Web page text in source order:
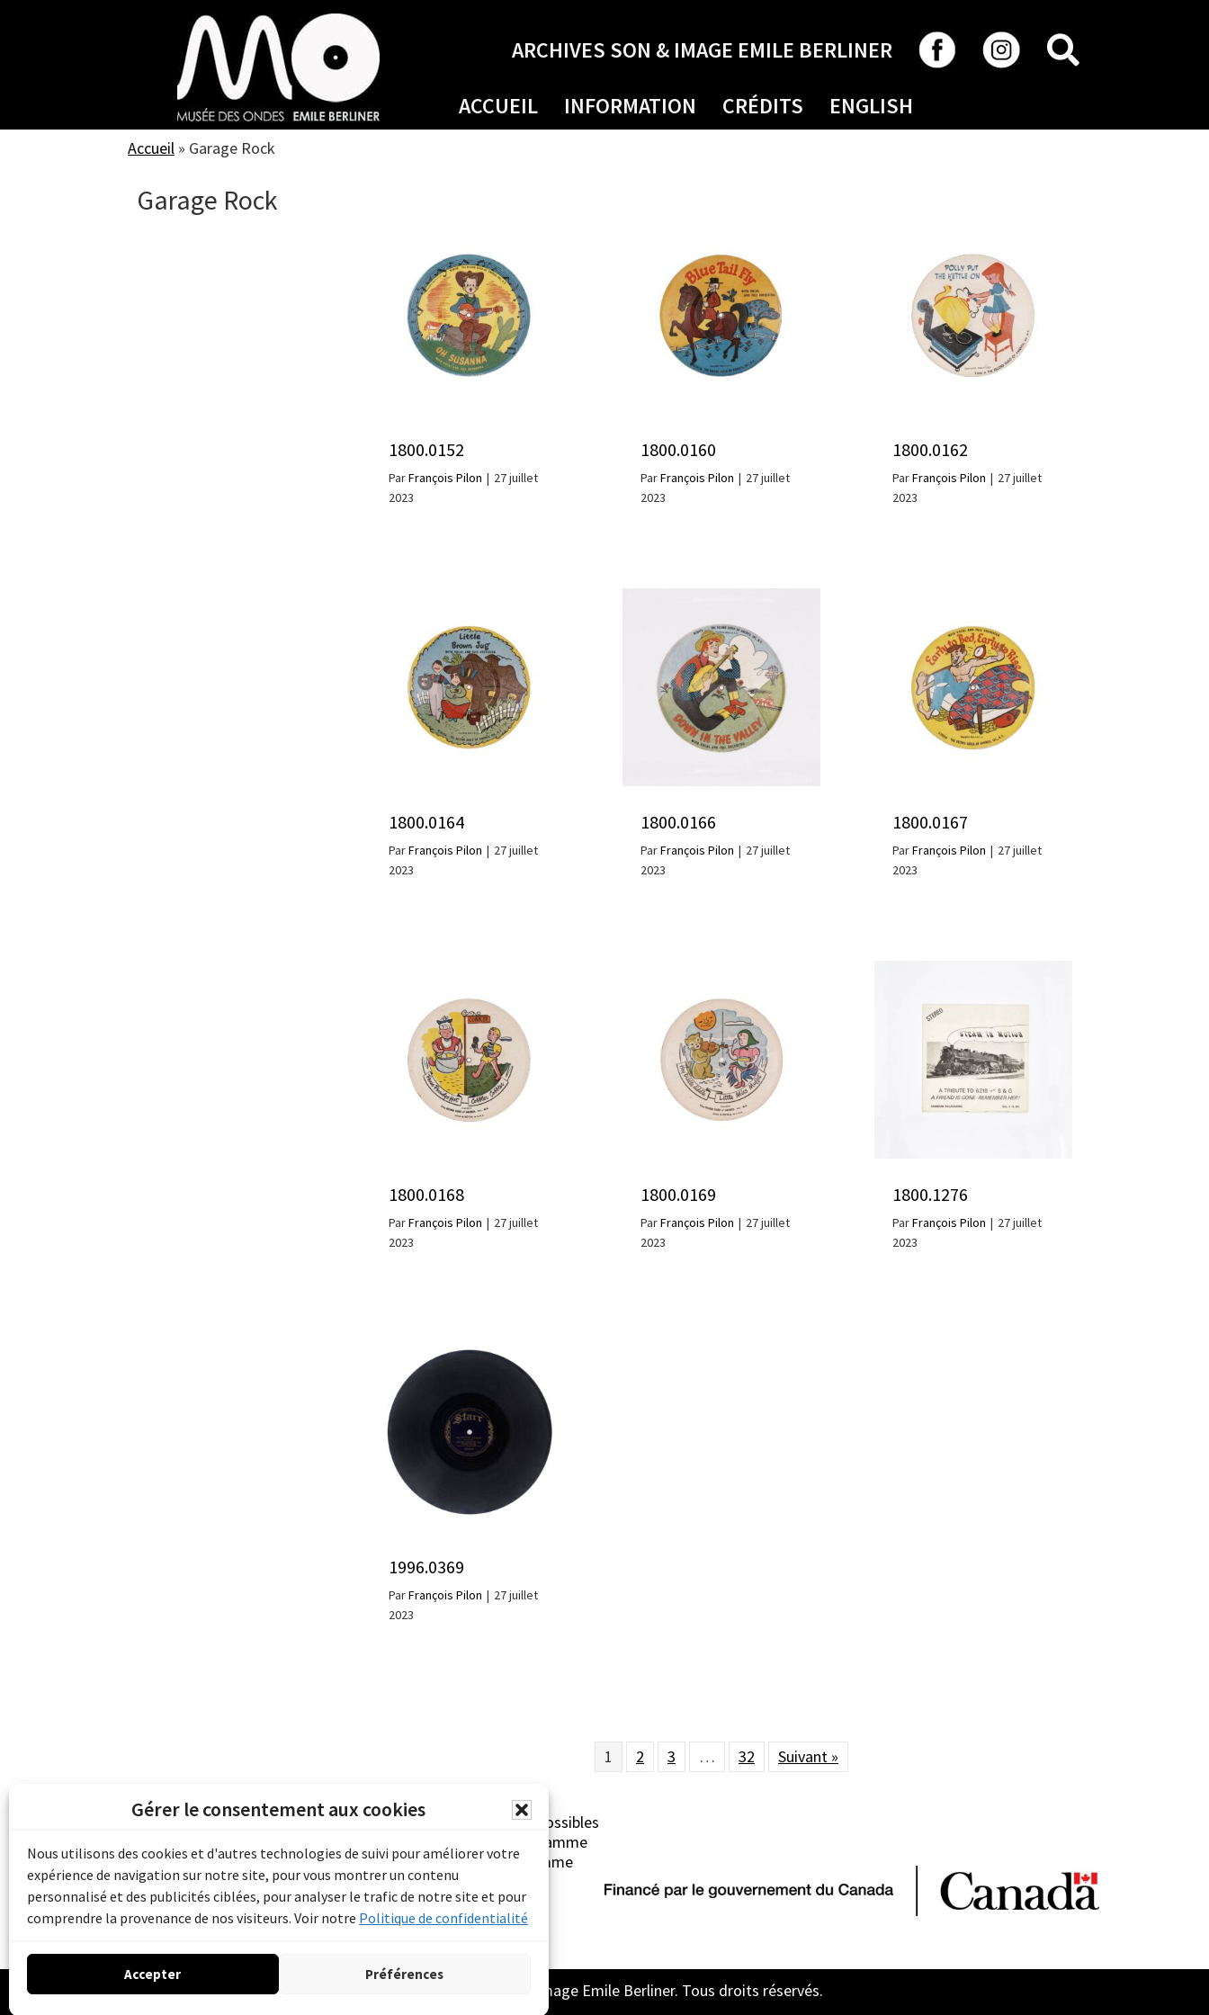
Gérer le consentement aux cookies
Nous utilisons des cookies et d'autres technologies de suivi pour améliorer votre
expérience de navigation sur notre site, pour vous montrer un contenu
personnalisé et des publicités ciblées, pour analyser le trafic de notre site et pour
comprendre la provenance de nos visiteurs. Voir notre Politique de confidentialité
Accepter Préférences
ARCHIVES SON & IMAGE EMILE BERLINER
ACCUEIL INFORMATION CRÉDITS ENGLISH
Accueil » Garage Rock
Garage Rock
1800.0152
ParFrançois Pilon | 27 juillet
2023
1800.0160
ParFrançois Pilon | 27 juillet
2023
1800.0162
ParFrançois Pilon | 27 juillet
2023
1800.0164
ParFrançois Pilon | 27 juillet
2023
1800.0166
ParFrançois Pilon | 27 juillet
2023
1800.0167
ParFrançois Pilon | 27 juillet
2023
1800.0168
ParFrançois Pilon | 27 juillet
2023
1800.0169
ParFrançois Pilon | 27 juillet
2023
1800.1276
ParFrançois Pilon | 27 juillet
2023
1996.0369
ParFrançois Pilon | 27 juillet
2023
1 2 3 … 32 Suivant »
Les archives du son et de l'image d'Emile Berliner sont rendues possibles
grâce au financement de Bibliothèque et Archives Canada (Programme
pour les collectivités du patrimoine documentaire) et du Programme
d'aide aux musées (Accès numérique au patrimoine).
© 2026 Archive son et image Emile Berliner. Tous droits réservés.